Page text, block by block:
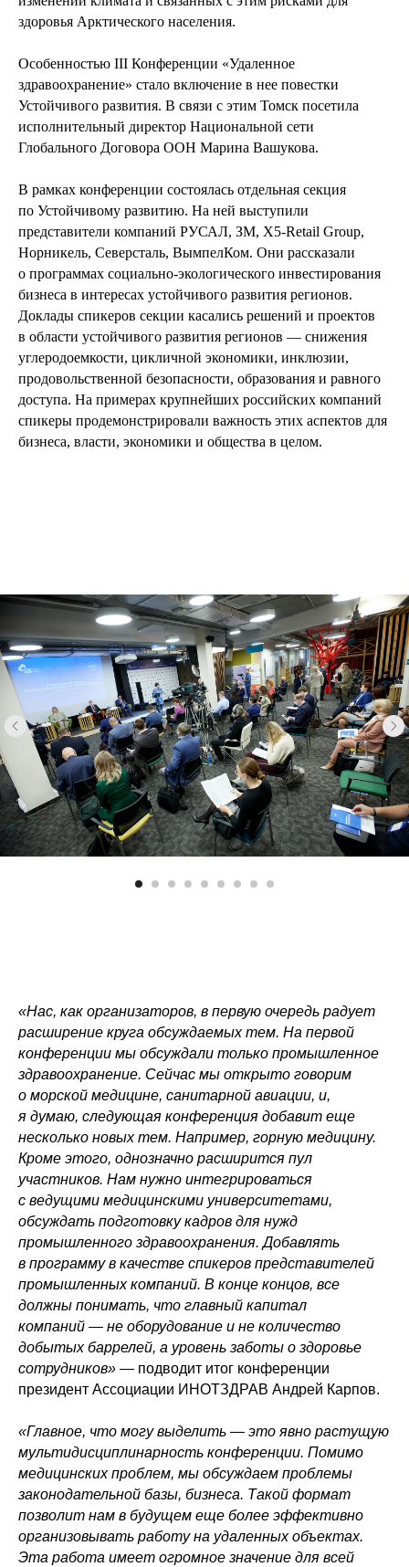
здоровья Арктического населения.
Особенностью III Конференции «Удаленное
здравоохранение» стало включение в нее повестки
Устойчивого развития. В связи с этим Томск посетила
исполнительный директор Национальной сети
Глобального Договора ООН Марина Вашукова.
В рамках конференции состоялась отдельная секция
по Устойчивому развитию. На ней выступили
представители компаний РУСАЛ, ЗМ, X5-Retail Group,
Норникель, Северсталь, ВымпелКом. Они рассказали
о программах социально-экологического инвестирования
бизнеса в интересах устойчивого развития регионов.
Доклады спикеров секции касались решений и проектов
в области устойчивого развития регионов — снижения
углеродоемкости, цикличной экономики, инклюзии,
продовольственной безопасности, образования и равного
доступа. На примерах крупнейших российских компаний
спикеры продемонстрировали важность этих аспектов для
бизнеса, власти, экономики и общества в целом.
«Нас, как организаторов, в первую очередь радует
расширение круга обсуждаемых тем. На первой
конференции мы обсуждали только промышленное
здравоохранение. Сейчас мы открыто говорим
о морской медицине, санитарной авиации, и,
я думаю, следующая конференция добавит еще
несколько новых тем. Например, горную медицину.
Кроме этого, однозначно расширится пул
участников. Нам нужно интегрироваться
с ведущими медицинскими университетами,
обсуждать подготовку кадров для нужд
промышленного здравоохранения. Добавлять
в программу в качестве спикеров представителей
промышленных компаний. В конце концов, все
должны понимать, что главный капитал
компаний — не оборудование и не количество
добытых баррелей, а уровень заботы о здоровье
сотрудников» — подводит итог конференции
президент Ассоциации ИНОТЗДРАВ Андрей Карпов.
«Главное, что могу выделить — это явно растущую
мультидисциплинарность конференции. Помимо
медицинских проблем, мы обсуждаем проблемы
законодательной базы, бизнеса. Такой формат
позволит нам в будущем еще более эффективно
организовывать работу на удаленных объектах.
Эта работа имеет огромное значение для всей
info@remhc.org
© 2017–
2026
Политика в отношении обработки данных
Конференция Блог
ИНН:7017419794
Юридический адрес: 634050, Томская
обл., г. Томск, ул. Московский тракт, д. 23
ОГРН: 1177000100067